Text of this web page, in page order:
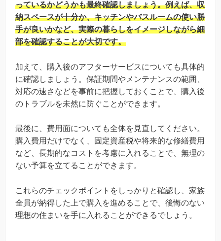
っているかどうかも最終確認しましょう。例えば、収
納スペースが十分か、キッチンやバスルームの使い勝
手が良いかなど、実際の暮らしをイメージしながら細
部を確認することが大切です。
加えて、購入後のアフターサービスについても具体的
に確認しましょう。保証期間やメンテナンスの範囲、
対応の速さなどを事前に把握しておくことで、購入後
のトラブルを未然に防ぐことができます。
最後に、費用面についても全体を見直してください。
購入費用だけでなく、固定資産税や将来的な修繕費用
など、長期的なコストを考慮に入れることで、無理の
ない予算を立てることができます。
これらのチェックポイントをしっかりと確認し、家族
全員が納得した上で購入を進めることで、後悔のない
理想の住まいを手に入れることができるでしょう。